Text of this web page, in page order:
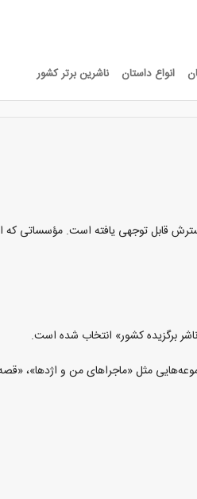
انواع داستان ناشرین برتر کشور
۱۳۵۰ میلادی آغاز و طی پنج دهه اخیر گسترش قابل
مثل «ماجراهای من و اژدها»،